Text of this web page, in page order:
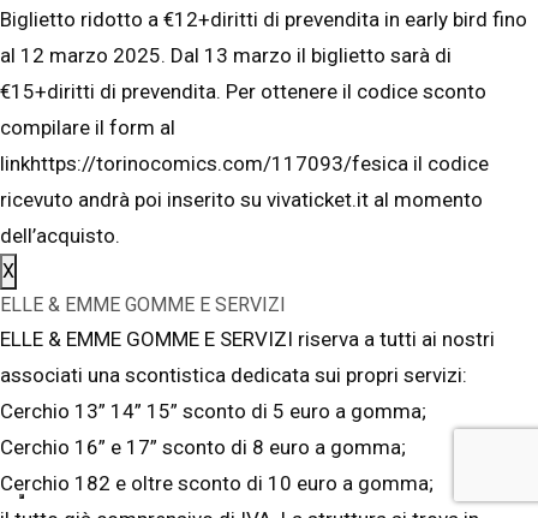
Biglietto ridotto a €12+diritti di prevendita in early bird fino
al 12 marzo 2025. Dal 13 marzo il biglietto sarà di
€15+diritti di prevendita. Per ottenere il codice sconto
compilare il form al
linkhttps://torinocomics.com/117093/fesica il codice
ricevuto andrà poi inserito su vivaticket.it al momento
dell’acquisto.
X
ELLE & EMME GOMME E SERVIZI
ELLE & EMME GOMME E SERVIZI riserva a tutti ai nostri
associati una scontistica dedicata sui propri servizi:
Cerchio 13” 14” 15” sconto di 5 euro a gomma;
Cerchio 16” e 17” sconto di 8 euro a gomma;
Cerchio 182 e oltre sconto di 10 euro a gomma;